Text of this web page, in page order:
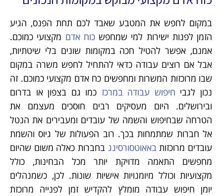
במקום לחפש את המטבע שאבד לכם תחת הפנס, הגיע
הזמן לפנות ישירות למי שמחפשכוח אדם מקצועי כמוכם.
אמנם, אפשר להטיל חכה במקומות שונים בלי שיטתיות,
אבל אם רוצים עבודה כדאי להתחיל לחפש משרה במקום
שבו מרוכזות המשרות ומחפשים כח אדם מקצועי כמוכם. זה
נכון לגבי חיפוש עבודה במרכז כמו גם בצפון או בדרום
ובירושלים. היום מעסיקים רבים חוסכים מעצמם את
הטרחה שבחיפוש והשמה של עובדים ומעבירים את הנטל
אל חברות שמתמחות בכך. רוב הפעולות של גיוס והשמת
עובדים מרוכזותבאאוטסורסינג בחברות כאלה משום שהיום
מחפשים התאמה מדויקת יותר מכל הבחינות, כולל
מקצועיות וכולל מיומנויות אישיות שונות. לכן, כשמנהלים
יומן חיפוש עבודה מומלץ להקדיש זמן לפנייה מרוכזת